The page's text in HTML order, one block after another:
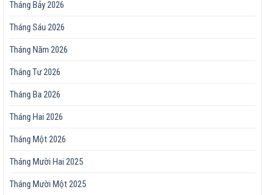
Tháng Bảy 2026
Tháng Sáu 2026
Tháng Năm 2026
Tháng Tư 2026
Tháng Ba 2026
Tháng Hai 2026
Tháng Một 2026
Tháng Mười Hai 2025
Tháng Mười Một 2025